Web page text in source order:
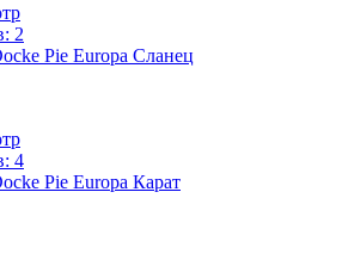
2
Pie Europa Сланец
4
Pie Europa Карат